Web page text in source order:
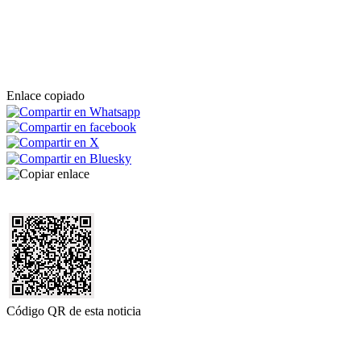
Enlace copiado
Código QR de esta noticia